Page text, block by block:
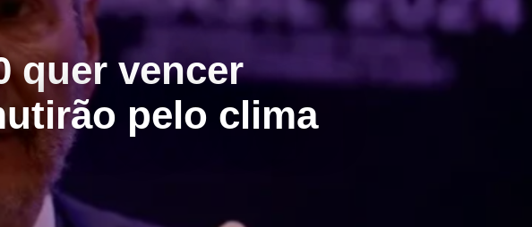
quer vencer
pelo clima